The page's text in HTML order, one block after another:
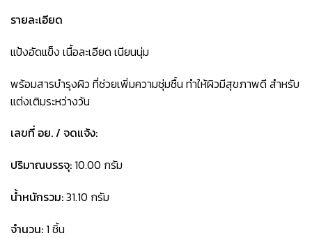
รายละเอียด
แป้งอัดแข็ง เนื้อละเอียด เนียนนุ่ม
พร้อมสารบำรุงผิว ที่ช่วยเพิ่มความชุ่มชื้น ทำให้ผิวมีสุขภาพดี สำหรับ
แต่งเติมระหว่างวัน
เลขที่ อย. / จดแจ้ง:
ปริมาณบรรจุ: 10.00 กรัม
น้ำหนักรวม:31.10 กรัม
จำนวน: 1 ชิ้น